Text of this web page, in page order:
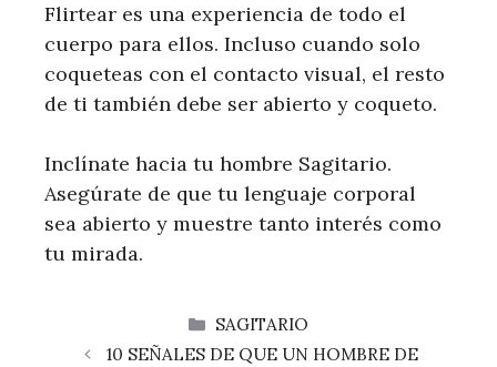
Flirtear es una experiencia de todo el
cuerpo para ellos. Incluso cuando solo
coqueteas con el contacto visual, el resto
de ti también debe ser abierto y coqueto.
Inclínate hacia tu hombre Sagitario.
Asegúrate de que tu lenguaje corporal
sea abierto y muestre tanto interés como
tu mirada.
CATEGORÍAS
SAGITARIO
10 SEÑALES DE QUE UN HOMBRE DE